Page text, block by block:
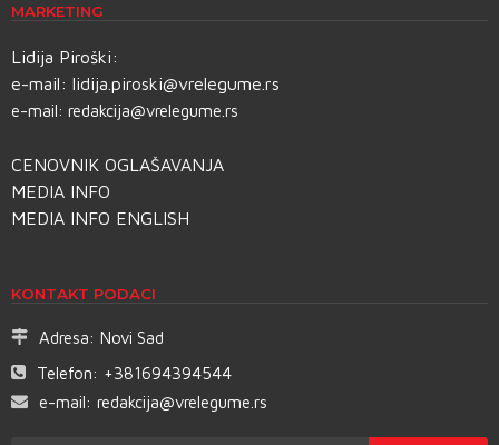
MARKETING
Lidija Piroški:
e-mail: lidija.piroski@vrelegume.rs
e-mail: redakcija@vrelegume.rs
CENOVNIK OGLAŠAVANJA
MEDIA INFO
MEDIA INFO ENGLISH
KONTAKT PODACI
Adresa: Novi Sad
Telefon: +381694394544
e-mail: redakcija@vrelegume.rs